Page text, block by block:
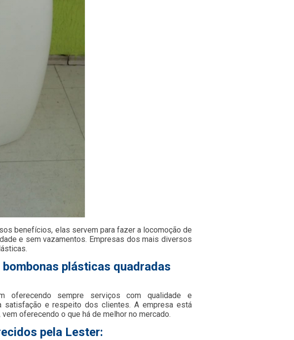
benefícios, elas servem para fazer a locomoção de
e sem vazamentos. Empresas dos mais diversos
plásticas quadradas
sempre serviços com qualidade e
satisfação e respeito dos clientes. A empresa está
oferecendo o que há de melhor no mercado.
pela Lester: